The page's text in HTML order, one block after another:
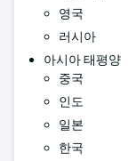
영국
러시아
아시아 태평양
중국
인도
일본
한국